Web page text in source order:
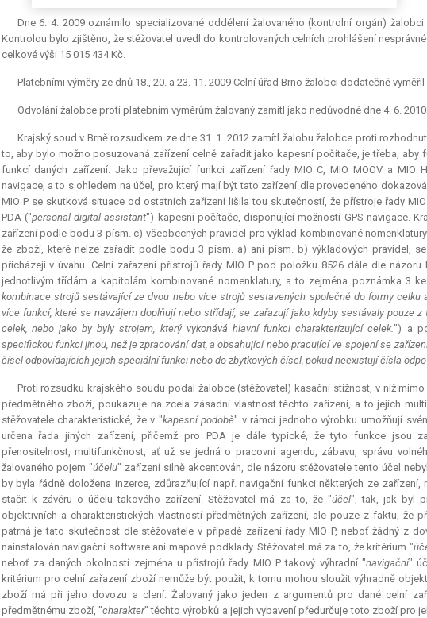
Dne 6. 4. 2009 oznámilo specializované oddělení žalovaného (kontrolní orgán)
Kontrolou bylo zjištěno, že stěžovatel uvedl do kontrolovaných celních prohlášení
celkové výši 15 015 434 Kč.
Platebními výměry ze dnů 18., 20. a 23. 11. 2009 Celní úřad Brno žalobci dodatečně
Odvolání žalobce proti platebním výměrům žalovaný zamítl jako nedůvodné dne 4. 6.
Krajský soud v Brně rozsudkem ze dne 31. 1. 2012 zamítl žalobu žalobce proti
to, aby bylo možno posuzovaná zařízení celně zařadit jako kapesní počítače, je třeba, aby
funkcí daných zařízení. Jako převažující funkci zařízení řady MIO C, MIO MOOV a MIO
navigace, a to s ohledem na účel, pro který mají být tato zařízení dle provedeného
MIO P se skutková situace od ostatních zařízení lišila tou skutečností, že přístroje řady
PDA ("personal digital assistant") kapesní počítače, disponující možností GPS navigace.
zařízení podle bodu 3 písm. c) všeobecných pravidel pro výklad kombinované
že zboží, které nelze zařadit podle bodu 3 písm. a) ani písm. b) výkladových pravidel,
přicházejí v úvahu. Celní zařazení přístrojů řady MIO P pod položku 8526 dále dle
jednotlivým třídám a kapitolám kombinované nomenklatury, a to zejména poznámka 3
kombinace strojů sestávající ze dvou nebo více strojů sestavených společně do formy celku
více funkcí, které se navzájem doplňují nebo střídají, se zařazují jako kdyby sestávaly pouze
celek, nebo jako by byly strojem, který vykonává hlavní funkci charakterizující celek.") a
specifickou funkci jinou, než je zpracování dat, a obsahující nebo pracující ve spojení se
čísel odpovídajících jejich speciální funkci nebo do zbytkových čísel, pokud neexistují čísla
Proti rozsudku krajského soudu podal žalobce (stěžovatel) kasační stížnost, v níž
předmětného zboží, poukazuje na zcela zásadní vlastnost těchto zařízení, a to jejich
stěžovatele charakteristické, že v "kapesní podobě" v rámci jednoho výrobku umožňují
určena řada jiných zařízení, přičemž pro PDA je dále typické, že tyto funkce jsou
přenositelnost, multifunkčnost, ať už se jedná o pracovní agendu, zábavu, správu
žalovaného pojem "účelu" zařízení silně akcentován, dle názoru stěžovatele tento účel
by byla řádně doložena inzerce, zdůrazňující např. navigační funkci některých ze
stačit k závěru o účelu takového zařízení. Stěžovatel má za to, že "účel", tak, jak byl
objektivních a charakteristických vlastností předmětných zařízení, ale pouze z faktu, že
patrná je tato skutečnost dle stěžovatele v případě zařízení řady MIO P, neboť žádný z
nainstalován navigační software ani mapové podklady. Stěžovatel má za to, že kritérium "
neboť za daných okolností zejména u přístrojů řady MIO P takový výhradní "navigační"
kritérium pro celní zařazení zboží nemůže být použit, k tomu mohou sloužit výhradně
zboží má při jeho dovozu a clení. Žalovaný jako jeden z argumentů pro dané celní
předmětnému zboží, "charakter" těchto výrobků a jejich vybavení předurčuje toto zboží pro